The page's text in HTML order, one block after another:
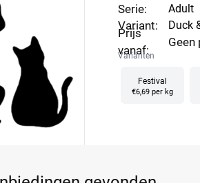
Serie:
Variant:
Prijs
vanaf:
Adult
Duck
Geen
Varianten
Festival
€6,69 per kg